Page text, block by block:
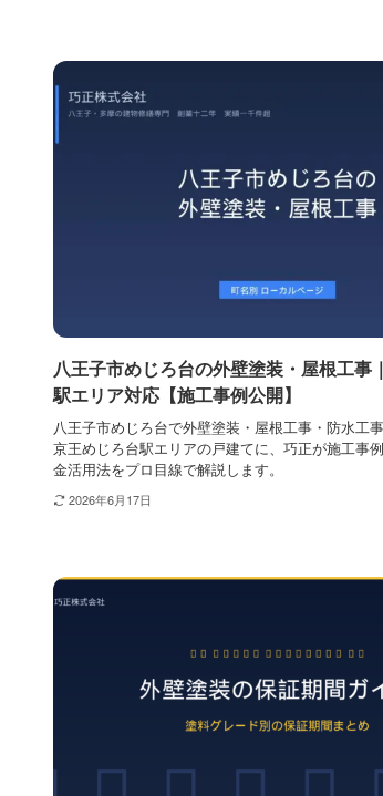
八王子市めじろ台の外壁塗装・屋根工事
駅エリア対応【施工事例公開】
八王子市めじろ台で外壁塗装・屋根工事・防水工事
京王めじろ台駅エリアの戸建てに、巧正が施工事
金活用法をプロ目線で解説します。
2026年6月17日